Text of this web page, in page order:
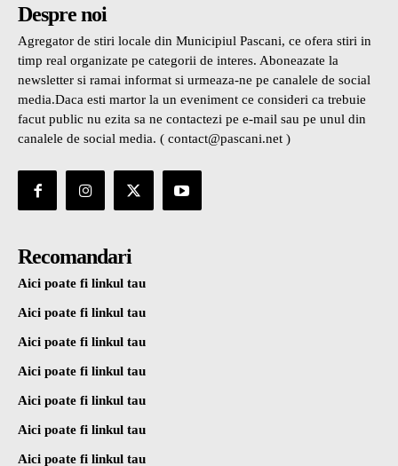
Despre noi
Agregator de stiri locale din Municipiul Pascani, ce ofera stiri in
timp real organizate pe categorii de interes. Aboneazate la
newsletter si ramai informat si urmeaza-ne pe canalele de social
media.Daca esti martor la un eveniment ce consideri ca trebuie
facut public nu ezita sa ne contactezi pe e-mail sau pe unul din
canalele de social media. ( contact@pascani.net )
Recomandari
Aici poate fi linkul tau
Aici poate fi linkul tau
Aici poate fi linkul tau
Aici poate fi linkul tau
Aici poate fi linkul tau
Aici poate fi linkul tau
Aici poate fi linkul tau